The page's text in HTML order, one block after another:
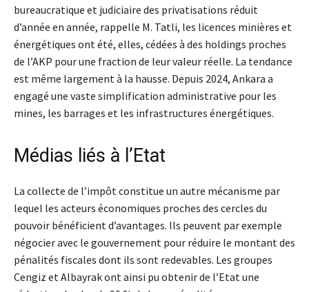
bureaucratique et judiciaire des privatisations réduit
d’année en année, rappelle M. Tatli, les licences minières et
énergétiques ont été, elles, cédées à des holdings proches
de l’AKP pour une fraction de leur valeur réelle. La tendance
est même largement à la hausse. Depuis 2024, Ankara a
engagé une vaste simplification administrative pour les
mines, les barrages et les infrastructures énergétiques.
Médias liés à l’Etat
La collecte de l’impôt constitue un autre mécanisme par
lequel les acteurs économiques proches des cercles du
pouvoir bénéficient d’avantages. Ils peuvent par exemple
négocier avec le gouvernement pour réduire le montant des
pénalités fiscales dont ils sont redevables. Les groupes
Cengiz et Albayrak ont ainsi pu obtenir de l’Etat une